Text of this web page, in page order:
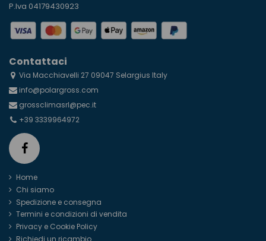
P.Iva 04179430923
Contattaci
Via Macchiavelli 27 09047 Selargius Italy
info@polargross.com
grossclimasrl@pec.it
+39 3339964972
Home
Chi siamo
Spedizione e consegna
Termini e condizioni di vendita
Privacy e Cookie Policy
Richiedi un ricambio